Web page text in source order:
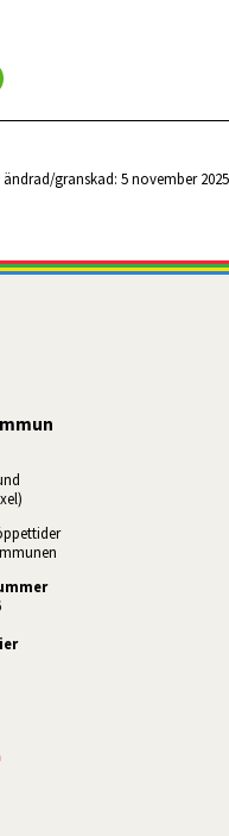
ändrad/granskad: 5 november 2025